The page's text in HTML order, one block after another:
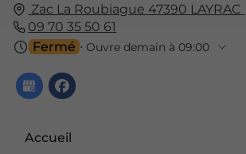
Zac La Roubiague 47390 LAYRAC
09 70 35 50 61
Fermé ⋅ Ouvre demain à 09:00
Accueil